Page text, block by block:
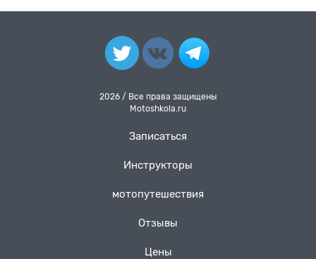
2026 / Все права защищены
Motoshkola.ru
Записаться
Инструкторы
мотопутешествия
Отзывы
Цены